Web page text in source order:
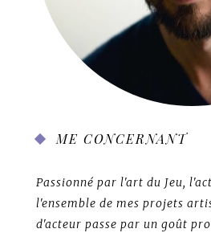
ME CONCERNANT
Passionné par l'art du Jeu,
l'ensemble de mes projets
d'acteur passe par un goût